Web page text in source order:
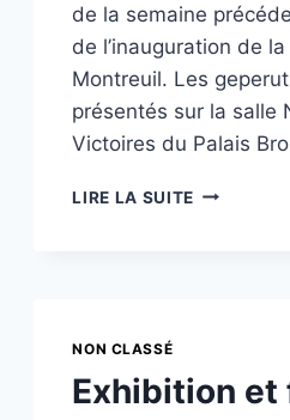
de la semaine
de l’inauguration de
Montreuil. Les
présentés sur la salle
Victoires du Palais
LIRE LA SUITE L’ACTION
BOURSE
NON CLASSÉ
Exhibition et